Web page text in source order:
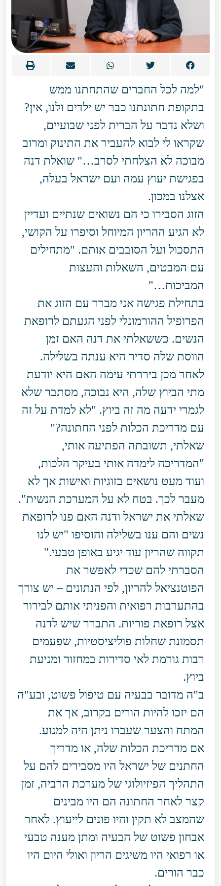
"למה לכל החברים שהתחתנו ממש
בתקופת חתונתנו כבר יש ילדים ולנו, אין?
ושלא נדבר על הברית לפני שבועיים,
שקראו לי לבוא להעביר את התינוק ומרוב
מבוכה לא הצלחתי לסרב…" שואלת דנה
בפגישת יעוץ עמה ועם ישראל בעלה,
אצלנו במכון.
הזוג הסבירו כי הם נשואים שנתיים ועדיין
לא הגיע ההריון המיוחל וסיפרו על הקושי,
התסכול ועל הסובבים אותם. "מתחילים
עם המבטים, השאלות והעצות
המביכות…"
בתחילת פגישה אני מברר עם הזוג את
הפרופיל ההורמונלי לפני הגעתם לרופאת
הנשים. כששאלתי את דנה האם זמן
הווסת שלה סדיר היא ענתה בשלילה.
לאחר מכן ביררתי עימה האם היא יודעת
מתי הביוץ שלה, היא נבוכה, מסתבר שלא
לגמרי ידעה מה זה ביוץ. "לא למדת על זה
עם מדריכת הכלות לפני החתונה?"
שאלתי, תשובתה הפתיעה אותי,
"המדריכה לימדה אותי בעיקר הלכות,
ועוד מעט נושאים בזוגיות ואישות אך לא
מעבר לכך. בטח לא על המערכת הנשית".
שאלתי את ישראל ודנה האם פנו לרופאת
נשים והם ענו בשלילה והוסיפו "יש לנו
תקווה שהריון עוד יגיע באופן טבעי."
הסברתי להם שכדי לאפשר את
הפוטנציאל להריון, לפי הנתונים – יש צורך
בהתערבות רפואית והפניתי אותם לבירור
אצל רופאת פוריות. התברר שיש לדנה
תסמונת שחלות פוליציסטיות, שפעמים
רבות גורמת לאי סדירות במחזור ומניעת
ביוץ.
ב"ה מדובר בבעיה עם טיפול פשוט, ובע"ה
הם יזכו להיות הורים בקרוב, אך את
המתח והצער שעברו ניתן היה למנוע.
אם מדריכת הכלות שלה, או מדריך
החתנים של ישראל היו מסבירים להם על
התהליך הפיזיולוגי של מערכת הרביה, זמן
קצר לאחר החתונה הם היו מבינים
שהמצב לא תקין והיו פונים לייעוץ. לאחר
אבחון פשוט של הבעיה ומתן מענה טבעי
או רפואי היו משיגים הריון ואולי היום היו
כבר הורים.